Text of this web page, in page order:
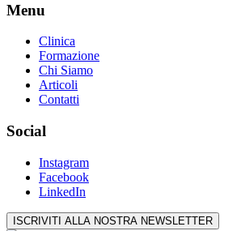
Menu
Clinica
Formazione
Chi Siamo
Articoli
Contatti
Social
Instagram
Facebook
LinkedIn
ISCRIVITI ALLA NOSTRA NEWSLETTER